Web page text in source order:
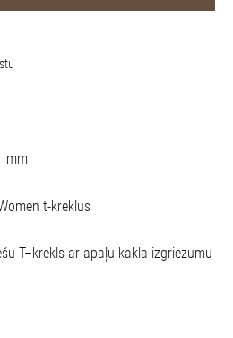
mm
t-kreklus
T–krekls ar apaļu kakla izgriezumu